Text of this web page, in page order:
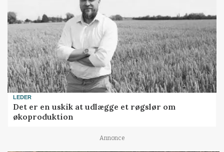
LEDER
Det er en uskik at udlægge et røgslør om
økoproduktion
Annonce